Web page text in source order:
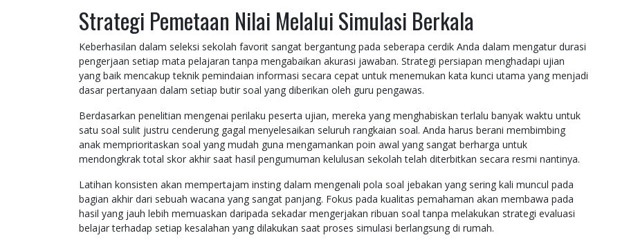
Strategi Pemetaan Nilai Melalui Simulasi Berkala
Keberhasilan dalam seleksi sekolah favorit sangat bergantung pada seberapa cerdik Anda dalam mengatur durasi
pengerjaan setiap mata pelajaran tanpa mengabaikan akurasi jawaban. Strategi persiapan menghadapi ujian
yang baik mencakup teknik pemindaian informasi secara cepat untuk menemukan kata kunci utama yang menjadi
dasar pertanyaan dalam setiap butir soal yang diberikan oleh guru pengawas.
Berdasarkan penelitian mengenai perilaku peserta ujian, mereka yang menghabiskan terlalu banyak waktu untuk
satu soal sulit justru cenderung gagal menyelesaikan seluruh rangkaian soal. Anda harus berani membimbing
anak memprioritaskan soal yang mudah guna mengamankan poin awal yang sangat berharga untuk
mendongkrak total skor akhir saat hasil pengumuman kelulusan sekolah telah diterbitkan secara resmi nantinya.
Latihan konsisten akan mempertajam insting dalam mengenali pola soal jebakan yang sering kali muncul pada
bagian akhir dari sebuah wacana yang sangat panjang. Fokus pada kualitas pemahaman akan membawa pada
hasil yang jauh lebih memuaskan daripada sekadar mengerjakan ribuan soal tanpa melakukan strategi evaluasi
belajar terhadap setiap kesalahan yang dilakukan saat proses simulasi berlangsung di rumah.